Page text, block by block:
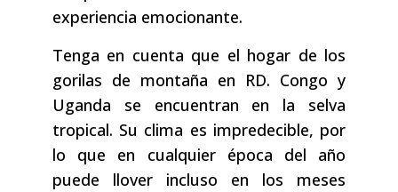
experiencia emocionante.
Tenga en cuenta que el hogar de los
gorilas de montaña en RD. Congo y
Uganda se encuentran en la selva
tropical. Su clima es impredecible, por
lo que en cualquier época del año
puede llover incluso en los meses